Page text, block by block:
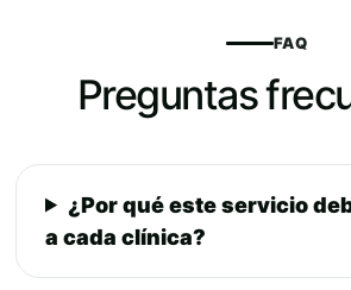
FAQ
Preguntas
¿Por qué este servicio
a cada clínica?